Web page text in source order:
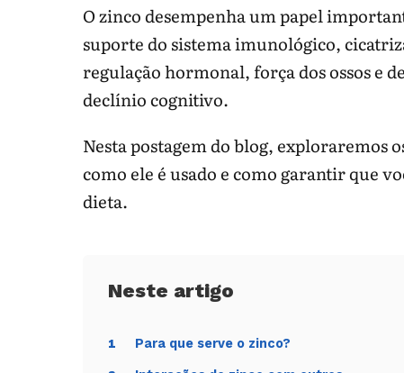
O zinco desempenha um papel
suporte do sistema imunológico,
regulação hormonal, força dos ossos e
declínio cognitivo.
Nesta postagem do blog, exploraremos
como ele é usado e como garantir que
dieta.
1 Para que serve o zinco?